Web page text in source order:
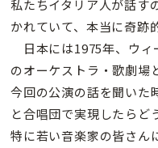
私たちイタリア人が話す
かれていて、本当に奇跡
日本には1975年、ウィ
のオーケストラ・歌劇場
今回の公演の話を聞いた
と合唱団で実現したらど
特に若い音楽家の皆さん